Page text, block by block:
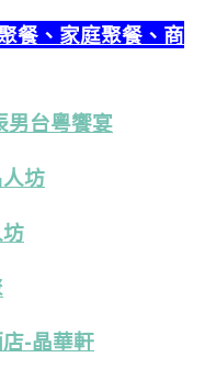
餐、家庭聚餐、商
男台粵饗宴
坊
-晶華軒